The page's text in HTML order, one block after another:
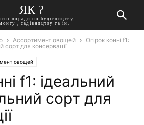
ЯК ?
поради по будівництву,
, садівництву та ін.
Ассортимент овощей
Огірок конні f1:
сорт для консервації
овощей
f1: ідеальний
сорт для